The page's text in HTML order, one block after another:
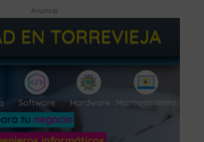
Anuncio